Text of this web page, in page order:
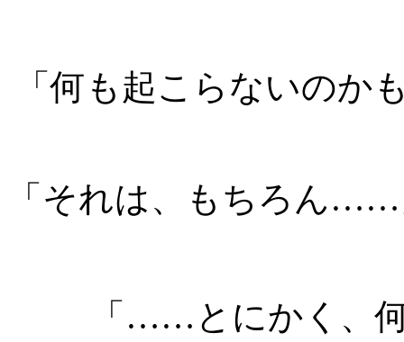
「何も起こらないのか
「それは、もちろん
「……とにかく、